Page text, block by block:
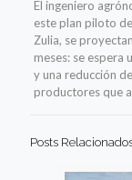
El ingeniero
este plan piloto
Zulia, se
meses: se espera
y una reducción
productores que
Posts